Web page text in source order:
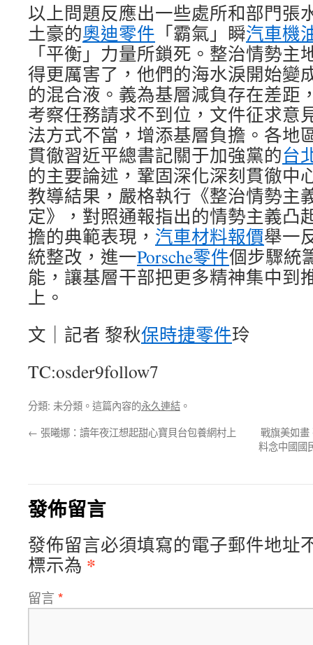
以上問題反應出一些處所和部門張
土豪的奧迪零件 「霸氣」瞬汽車機
「平衡」力量所鎖死。整治情勢主
得更厲害了，他們的海水淚開始變
的混合液。義為基層減負存在差距
考察任務請求不到位，文件征求意
法方式不當，增添基層負擔。各地
貫徹習近平總書記關于加強黨的台
的主要論述，鞏固深化深刻貫徹中
教導結果，嚴格執行《整治情勢主
定》，對照通報指出的情勢主義凸
擔的典範表現， 汽車材料報價舉一
統整改，進一Porsche零件個步驟統
能，讓基層干部把更多精神集中到
上。
文｜記者 黎秋保時捷零件玲
TC:osder9follow7
分類: 未分類。這篇內容的永久連結 。
← 張曦娜：讀年夜江想起甜心寶貝台包養網村上
戰旗美如
料念中國國
發佈留言
發佈留言必須填寫的電子郵件地址
標示為 *
留言 *